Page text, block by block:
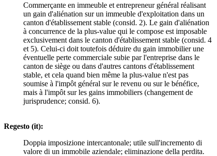
Commerçante en immeuble et entrepreneur général réalisant
un gain d'aliénation sur un immeuble d'exploitation dans un
canton d'établissement stable (consid. 2). Le gain d'aliénation
à concurrence de la plus-value qui le compose est imposable
exclusivement dans le canton d'établissement stable (consid. 4
et 5). Celui-ci doit toutefois déduire du gain immobilier une
éventuelle perte commerciale subie par l'entreprise dans le
canton de siège ou dans d'autres cantons d'établissement
stable, et cela quand bien même la plus-value n'est pas
soumise à l'impôt général sur le revenu ou sur le bénéfice,
mais à l'impôt sur les gains immobiliers (changement de
jurisprudence; consid. 6).
Regesto (it):
Doppia imposizione intercantonale; utile sull'incremento di
valore di un immobile aziendale; eliminazione della perdita.